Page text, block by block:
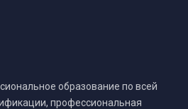
образование по всей
профессиональная